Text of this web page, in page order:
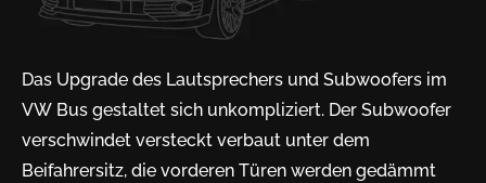
Das Upgrade des Lautsprechers und Subwoofers im
VW Bus gestaltet sich unkompliziert. Der Subwoofer
verschwindet versteckt verbaut unter dem
Beifahrersitz, die vorderen Türen werden gedämmt